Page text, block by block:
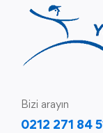
Bizi arayın
0212 271 84